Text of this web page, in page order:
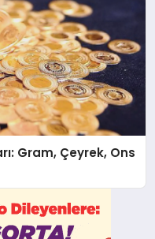
Gram, Çeyrek, Ons